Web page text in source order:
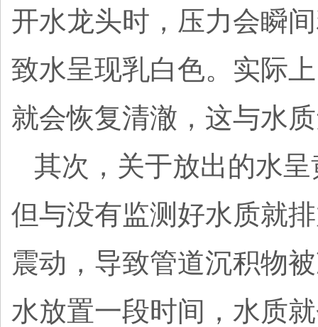
开水龙头时，压力会瞬
致水呈现乳白色。实际
就会恢复清澈，这与水
其次，关于放出的水
但与没有监测好水质就
震动，导致管道沉积物
水放置一段时间，水质